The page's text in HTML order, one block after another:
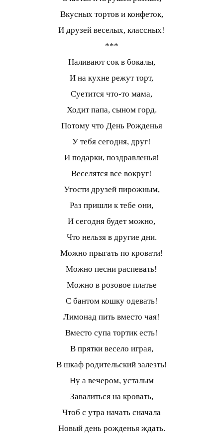
Вкусных тортов и конфеток,
И друзей веселых, классных!
***
Наливают сок в бокалы,
И на кухне режут торт,
Суетится что-то мама,
Ходит папа, сыном горд.
Потому что День Рожденья
У тебя сегодня, друг!
И подарки, поздравленья!
Веселятся все вокруг!
Угости друзей пирожным,
Раз пришли к тебе они,
И сегодня будет можно,
Что нельзя в другие дни.
Можно прыгать по кровати!
Можно песни распевать!
Можно в розовое платье
С бантом кошку одевать!
Лимонад пить вместо чая!
Вместо супа тортик есть!
В прятки весело играя,
В шкаф родительский залезть!
Ну а вечером, усталым
Завалиться на кровать,
Чтоб с утра начать сначала
Новый день рожденья ждать.